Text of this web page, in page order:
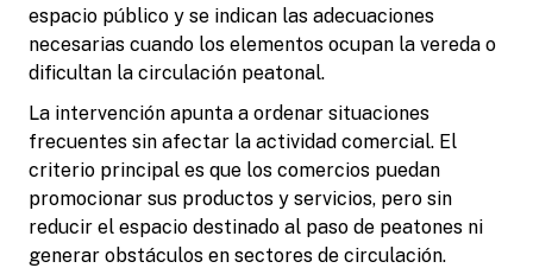
espacio público y se indican las adecuaciones
necesarias cuando los elementos ocupan la vereda o
dificultan la circulación peatonal.
La intervención apunta a ordenar situaciones
frecuentes sin afectar la actividad comercial. El
criterio principal es que los comercios puedan
promocionar sus productos y servicios, pero sin
reducir el espacio destinado al paso de peatones ni
generar obstáculos en sectores de circulación.